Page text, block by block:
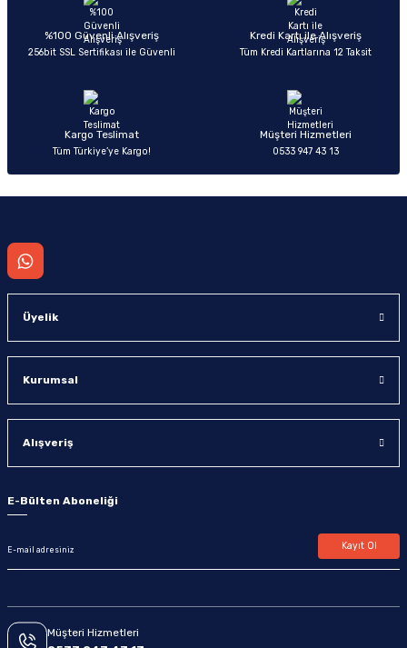
Ürün açıklamasında eksik bilgiler bulunuyor.
Ürün bilgilerinde hatalar bulunuyor.
Ürün fiyatı diğer sitelerden daha pahalı.
%100 Güvenli Alışveriş
256bit SSL Sertifikası ile Güvenli
Kredi Kartı ile Alışveriş
Tüm Kredi Kartlarına 12 Taksit
Kargo Teslimat
Tüm Türkiye’ye Kargo!
Müşteri Hizmetleri
0533 947 43 13
Üyelik
Kurumsal
Alışveriş
E-Bülten Aboneliği
Kayıt Ol
Müşteri Hizmetleri